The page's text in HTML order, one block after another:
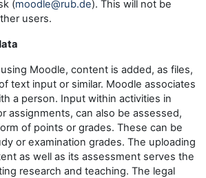
(moodle@rub.de). This will not be
users.
Moodle, content is added, as files,
text input or similar. Moodle associates
a person. Input within activities in
assignments, can also be assessed,
of points or grades. These can be
or examination grades. The uploading
as well as its assessment serves the
research and teaching. The legal